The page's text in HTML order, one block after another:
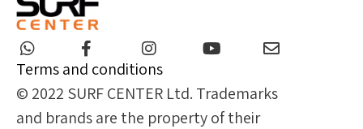
Terms and conditions
© 2022 SURF CENTER Ltd. Trademarks
and brands are the property of their